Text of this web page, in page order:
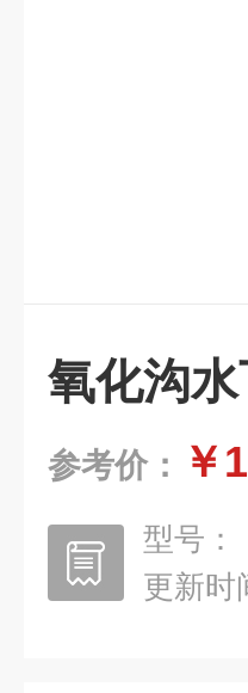
氧化沟
参考价： ￥
型号：
更新时